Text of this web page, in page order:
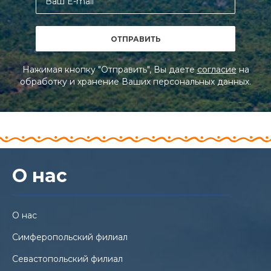
Нажимая кнопку "Отправить", Вы даетесогласиена
обработку и хранение Ваших персональных данных.
О нас
О нас
Симферопольский филиал
Севастопольский филиал